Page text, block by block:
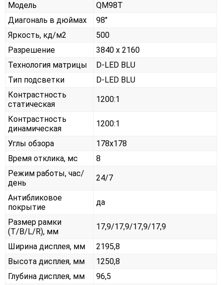
Модель
QM98T
Диагональ в дюймах
98"
Яркость, кд/м2
500
Разрешение
3840 x 2160
Технология матрицы
D-LED BLU
Тип подсветки
D-LED BLU
Контрастность
статическая
1200:1
Контрастность
динамическая
1200:1
Углы обзора
178x178
Время отклика, мс
8
Режим работы, час/
день
24/7
Антибликовое
покрытие
да
Размер рамки
(T/B/L/R), мм
17,9/17,9/17,9/17,9
Ширина дисплея, мм
2195,8
Высота дисплея, мм
1250,8
Глубина дисплея, мм
96,5